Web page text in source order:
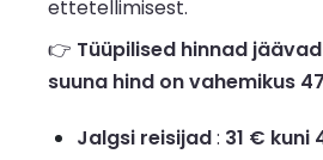
ettetellimisest.
👉 Tüüpilised hinnad
suuna hind on vahemikus
Jalgsi reisijad: 31 € kuni